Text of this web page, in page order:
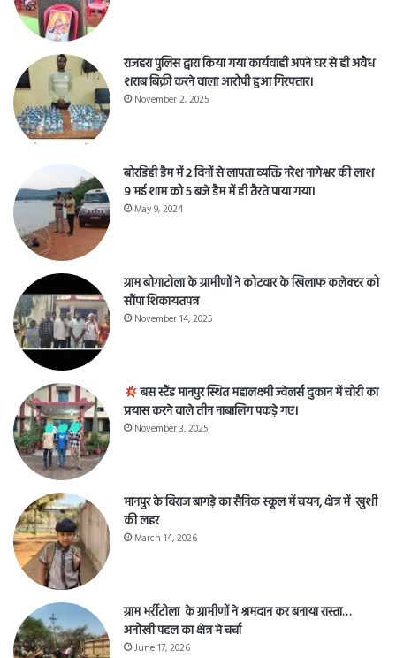
राजहरा पुलिस द्वारा किया गया कार्यवाही अपने घर से ही अवैध
शराब बिक्री करने वाला आरोपी हुआ गिरफ्तार।
November 2, 2025
बोरडिही डैम में 2 दिनों से लापता व्यक्ति नरेश नागेश्वर की लाश
9 मई शाम को 5 बजे डैम में ही तैरते पाया गया।
May 9, 2024
ग्राम बोगाटोला के ग्रामीणों ने कोटवार के खिलाफ कलेक्टर को
सौंपा शिकायतपत्र
November 14, 2025
बस स्टैंड मानपुर स्थित महालक्ष्मी ज्वेलर्स दुकान में चोरी का
प्रयास करने वाले तीन नाबालिग पकड़े गए।
November 3, 2025
मानपुर के विराज बागड़े का सैनिक स्कूल में चयन, क्षेत्र में खुशी
की लहर
March 14, 2026
ग्राम भर्रीटोला के ग्रामीणों ने श्रमदान कर बनाया रास्ता…
अनोखी पहल का क्षेत्र मे चर्चा
June 17, 2026